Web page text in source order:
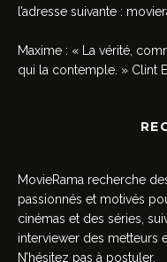
l’adresse suivante :
Maxime : « La vérité,
qui la contemple. » Clint
MovieRama recherche
passionnés et motivés
cinémas et des séries,
interviewer des metteurs
N’hésitez pas à postuler.